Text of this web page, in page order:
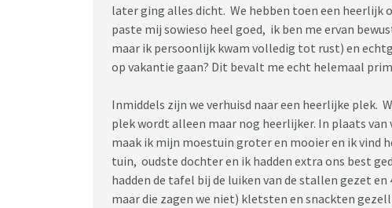
later ging alles dicht. We hebben toen een heerlijk
paste mij sowieso heel goed, ik ben me ervan
maar ik persoonlijk kwam volledig tot rust) en
op vakantie gaan? Dit bevalt me echt helemaal
Inmiddels zijn we verhuisd naar een heerlijke plek.
plek wordt alleen maar nog heerlijker. In plaats
maak ik mijn moestuin groter en mooier en ik vind
tuin, oudste dochter en ik hadden extra ons best
hadden de tafel bij de luiken van de stallen gezet
maar die zagen we niet) kletsten en snackten